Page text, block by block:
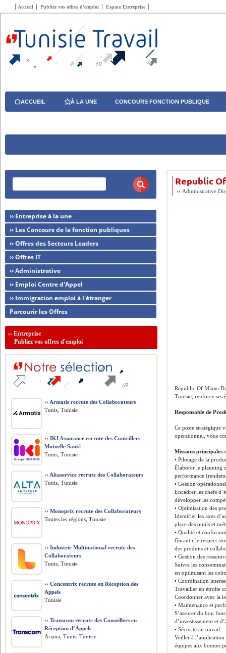
Accueil Publiez vos offres d’emploi Espace Entreprise
ACCUEIL À LA UNE CONCOURS FONCTION PUBLIQUE
Republic
›› Administrative
Republic Of Mlawi
Tunisie, renforce ses
Responsable de
Ce poste stratégique
opérationnel, vous
Missions principales :
• Pilotage de la
Élaborer le planning
performance
• Gestion
Encadrer les chefs
développer les
• Optimisation des
Identifier les axes
place des outils et
• Qualité et
Garantir le respect
des produits et
• Gestion des
Suivre les
en optimisant les
• Coordination
Travailler en étroite
Coordonner avec la
• Maintenance et
S’assurer du bon
d’investissement et
• Sécurité au travail :
Veiller à l’application
équipes aux bonnes
›› Entreprise à la une
›› Les Concours de la fonction publiques
›› Offres des Secteurs Leaders
›› Offres IT
›› Administrative
›› Emploi Centre d'Appel
›› Immigration emploi à l'étranger
Parcourir les Offres
››Entreprise
Publiez vos offres d'emploi
›› Armatis recrute des Collaborateurs
Tunis, Tunisie
›› IKI Assurance recrute des Conseillers
Mutuelle Santé
Tunis, Tunisie
›› Altaservice recrute des Collaborateurs
Tunis, Tunisie
›› Monoprix recrute des Collaborateurs
Toutes les régions, Tunisie
›› Industrie Multinational recrute des
Collaborateurs
Tunis, Tunisie
›› Concentrix recrute en Réception des
Appels
Tunisie
›› Transcom recrute des Conseillers en
Réception d’Appels
Ariana, Tunis, Tunisie